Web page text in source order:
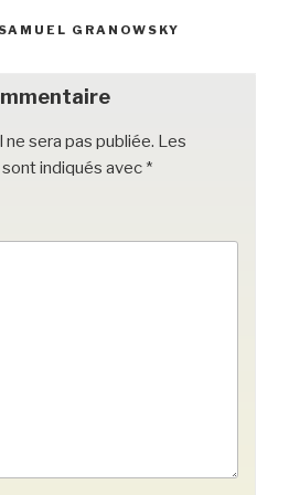
et er
SAMUEL GRANOWSKY
sera pas publiée. Les
indiqués avec *